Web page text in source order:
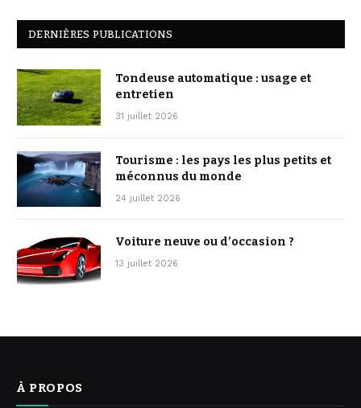
DERNIÈRES PUBLICATIONS
Tondeuse automatique : usage et
entretien
31 juillet 2026
Tourisme : les pays les plus petits et
méconnus du monde
24 juillet 2026
Voiture neuve ou d’occasion ?
13 juillet 2026
À PROPOS